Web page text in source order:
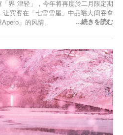
界 津轻」，今年将再度於二月限定期
宾客在「七雪雪屋」中品嚐大间吞拿
」的风情。